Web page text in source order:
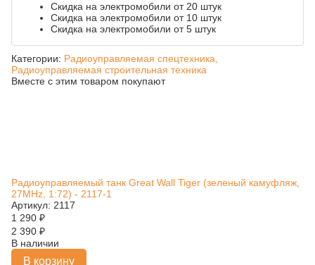
Скидка на электромобили от 20 штук
Скидка на электромобили от 10 штук
Скидка на электромобили от 5 штук
Категории: Радиоуправляемая спецтехника,
Радиоуправляемая строительная техника
Вместе с этим товаром покупают
Радиоуправляемый танк Great Wall Tiger (зеленый камуфляж,
27MHz, 1:72) - 2117-1
Артикул: 2117
1 290 ₽
2 390 ₽
В наличии
В корзину